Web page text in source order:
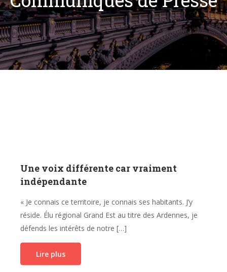
Une voix différente car vraiment
indépendante
« Je connais ce territoire, je connais ses habitants. J’y
réside. Élu régional Grand Est au titre des Ardennes, je
défends les intérêts de notre […]
Lire plus